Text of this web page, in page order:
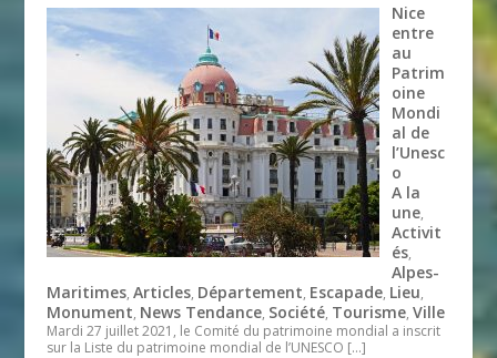
Nice
entre
au
Patrim
oine
Mondi
al de
l’Unesc
o
A la
une,
Activit
és,
Alpes-
Maritimes,Articles, Département, Escapade, Lieu,
Monument, News Tendance, Société, Tourisme,Ville
Mardi 27 juillet 2021, le Comité du patrimoine mondial a inscrit
sur la Liste du patrimoine mondial de l’UNESCO […]